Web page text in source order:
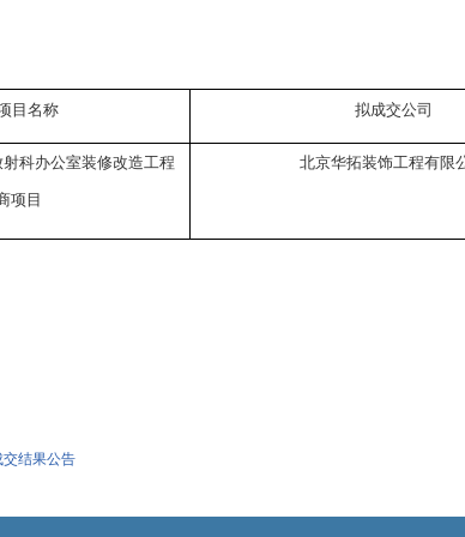
目名称 拟成交公司
射科办公室装修改造工程
项目
北京华拓装饰工程有限
结果公告